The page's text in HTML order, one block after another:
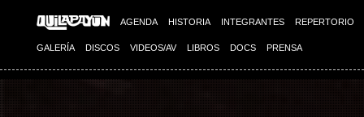
AGENDA HISTORIA INTEGRANTES REPERTORIO
GALERÍA DISCOS VIDEOS/AV LIBROS DOCS PRENSA